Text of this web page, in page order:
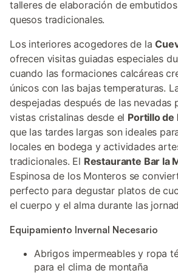
talleres de elaboración de
quesos tradicionales.
Los interiores acogedores de la
ofrecen visitas guiadas especiales
cuando las formaciones calcáreas
únicos con las bajas temperaturas.
despejadas después de las nevadas
vistas cristalinas desde el Portillo de
que las tardes largas son ideales
locales en bodega y actividades
tradicionales. El Restaurante Bar la
Espinosa de los Monteros se
perfecto para degustar platos de
el cuerpo y el alma durante las
Equipamiento Invernal Necesario
Abrigos impermeables y ropa
para el clima de montaña